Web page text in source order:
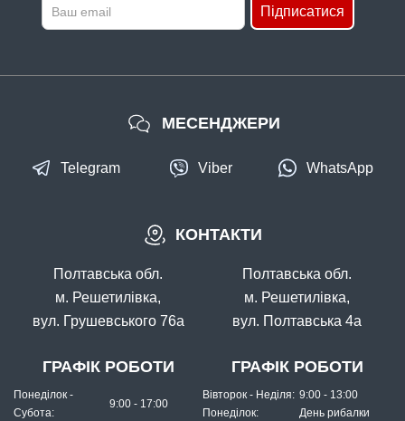
Підписатися
КОНТАКТИ
Полтавська обл.
м. Решетилівка,
вул. Грушевського 76а
ГРАФІК РОБОТИ
Понеділок -
Субота:
9:00 - 17:00
Полтавська обл.
м. Решетилівка,
вул. Полтавська 4а
ГРАФІК РОБОТИ
Вівторок - Неділя: 9:00 - 13:00
Понеділок:
День рибалки
МЕСЕНДЖЕРИ
Telegram Viber WhatsApp